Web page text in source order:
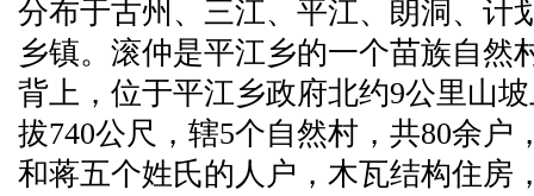
分布于古州、三江、平江、朗洞、计
乡镇。滚仲是平江乡的一个苗族自然
背上，位于平江乡政府北约9公里山
拔740公尺，辖5个自然村，共80余户
和蒋五个姓氏的人户，木瓦结构住房